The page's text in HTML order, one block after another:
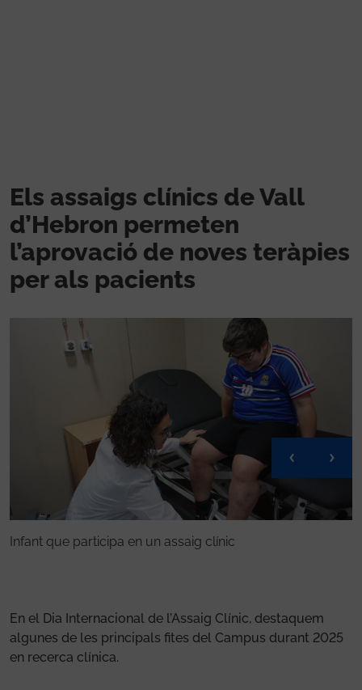
Els assaigs clínics de Vall
d’Hebron permeten
l’aprovació de noves teràpies
per als pacients
Assaigs clínics en oncologia
En el Dia Internacional de l’Assaig Clínic, destaquem
algunes de les principals fites del Campus durant 2025
en recerca clínica.